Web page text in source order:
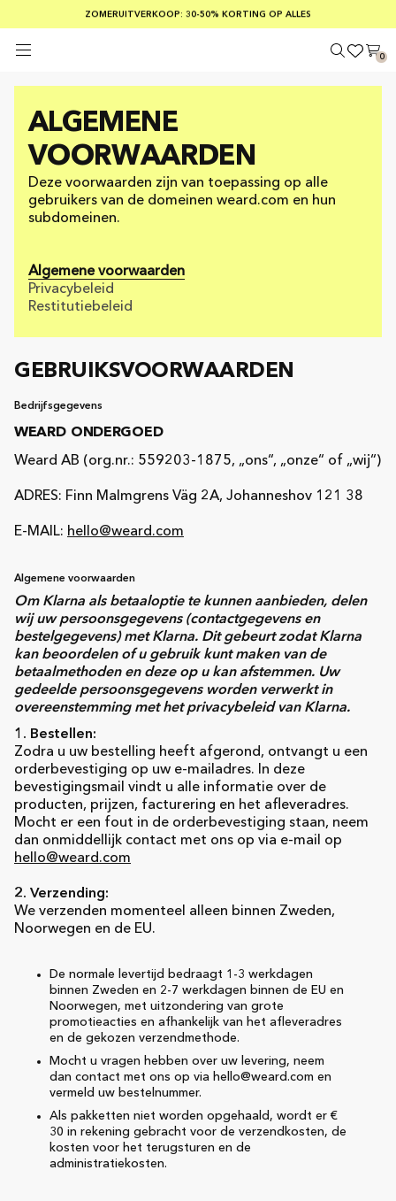
ZOMERUITVERKOOP: 30-50% KORTING OP ALLES
GRATIS VERZENDING BIJ BESTELLINGEN VAN MEER DAN € 100
VEILIG BETALEN MET KLARNA
0
ALGEMENE
VOORWAARDEN
Deze voorwaarden zijn van toepassing op alle
gebruikers van de domeinen weard.com en hun
subdomeinen.
Algemene voorwaarden
Privacybeleid
Restitutiebeleid
GEBRUIKSVOORWAARDEN
Bedrijfsgegevens
WEARD ONDERGOED
Weard AB (org.nr.: 559203-1875, „ons“, „onze“ of „wij“)
ADRES: Finn Malmgrens Väg 2A, Johanneshov 121 38
E-MAIL: hello@weard.com
Algemene voorwaarden
Om Klarna als betaaloptie te kunnen aanbieden, delen
wij uw persoonsgegevens (contactgegevens en
bestelgegevens) met Klarna. Dit gebeurt zodat Klarna
kan beoordelen of u gebruik kunt maken van de
betaalmethoden en deze op u kan afstemmen. Uw
gedeelde persoonsgegevens worden verwerkt in
overeenstemming met het privacybeleid van Klarna.
1. Bestellen:
Zodra u uw bestelling heeft afgerond, ontvangt u een
orderbevestiging op uw e-mailadres. In deze
bevestigingsmail vindt u alle informatie over de
producten, prijzen, facturering en het afleveradres.
Mocht er een fout in de orderbevestiging staan, neem
dan onmiddellijk contact met ons op via e-mail op
hello@weard.com
2. Verzending:
We verzenden momenteel alleen binnen Zweden,
Noorwegen en de EU.
De normale levertijd bedraagt 1-3 werkdagen
binnen Zweden en 2-7 werkdagen binnen de EU en
Noorwegen, met uitzondering van grote
promotieacties en afhankelijk van het afleveradres
en de gekozen verzendmethode.
Mocht u vragen hebben over uw levering, neem
dan contact met ons op via hello@weard.com en
vermeld uw bestelnummer.
Als pakketten niet worden opgehaald, wordt er €
30 in rekening gebracht voor de verzendkosten, de
kosten voor het terugsturen en de
administratiekosten.